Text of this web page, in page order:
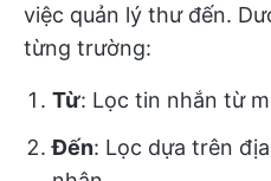
việc quản lý thư đến.
từng trường:
Từ: Lọc tin nhắn từ
Đến: Lọc dựa trên